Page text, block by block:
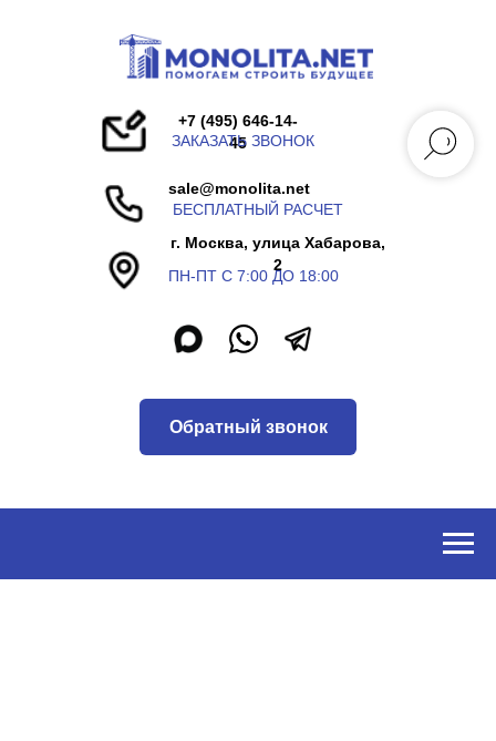
г. Москва, улица Хабарова,
ПН-ПТ С 7:00 ДО 18:00
45
ЗАКАЗАТЬ ЗВОНОК
БЕСПЛАТНЫЙ РАСЧЕТ